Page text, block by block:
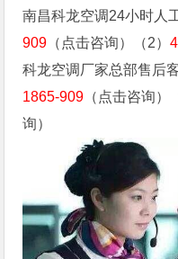
南昌科龙空调24小时人
909 （点击咨询）（2）
科龙空调厂家总部售后
1865-909 （点击咨询）
询）